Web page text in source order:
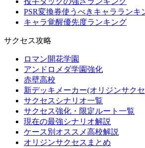
PSR変換券使うべきキャラランキ
キャラ覚醒優先度ランキング
サクセス攻略
ロマン開花学園
アンドロメダ学園強化
赤壁高校
新デッキメーカー(オリジンサク
サクセスシナリオ一覧
サクセス強化・限定ルート一覧
現在の最強シナリオ解説
ケース別オススメ高校解説
オリジンサクセスまとめ